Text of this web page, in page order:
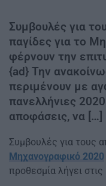
Συμβουλές για
παγίδες για το
φέρνουν την
{ad} Την
περιμένουν με
πανελλήνιες
αποφάσεις, να […]
Συμβουλές για τους
Μηχανογραφικό 2020
προθεσμία λήγει